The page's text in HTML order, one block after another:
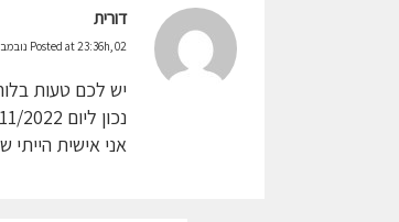
דורית
Posted at 23:36h, 02 נובמבר
יש לכם טעות
נכון ליום 1/11/2022 המוזיאון סגור לחלוטין בימי שלישי!
אני אישית הייתי